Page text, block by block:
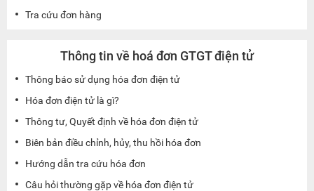
Tra cứu đơn hàng
Thông tin về hoá đơn GTGT điện tử
Thông báo sử dụng hóa đơn điện tử
Hóa đơn điện tử là gì?
Thông tư, Quyết định về hóa đơn điện tử
Biên bản điều chỉnh, hủy, thu hồi hóa đơn
Hướng dẫn tra cứu hóa đơn
Câu hỏi thường gặp về hóa đơn điện tử